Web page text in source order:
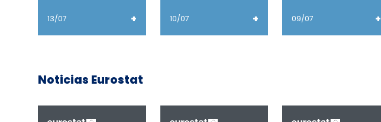
13/07 + 10/07 + 09/07 +
Noticias Eurostat